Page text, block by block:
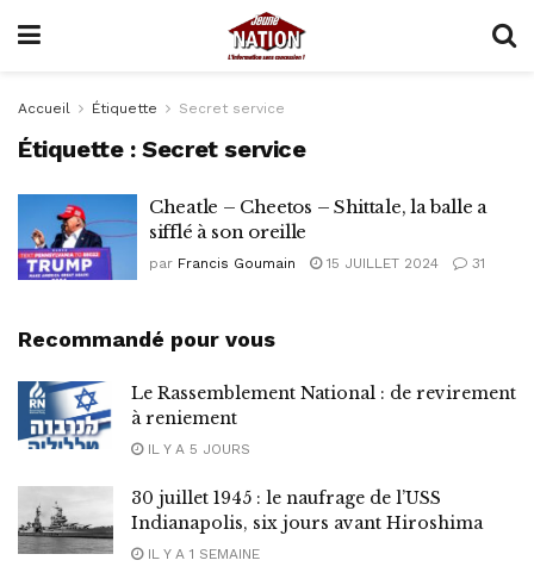
Accueil Étiquette Secret service
Étiquette :Secret service
Cheatle – Cheetos – Shittale, la balle a
sifflé à son oreille
par Francis Goumain 15 JUILLET 2024 31
Recommandé pour vous
Le Rassemblement National : de revirement
à reniement
IL Y A 5 JOURS
30 juillet 1945 : le naufrage de l’USS
Indianapolis, six jours avant Hiroshima
IL Y A 1 SEMAINE